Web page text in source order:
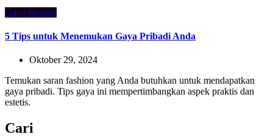
Gaya Busana
5 Tips untuk Menemukan Gaya Pribadi Anda
Oktober 29, 2024
Temukan saran fashion yang Anda butuhkan untuk mendapatkan
gaya pribadi. Tips gaya ini mempertimbangkan aspek praktis dan
estetis.
Cari